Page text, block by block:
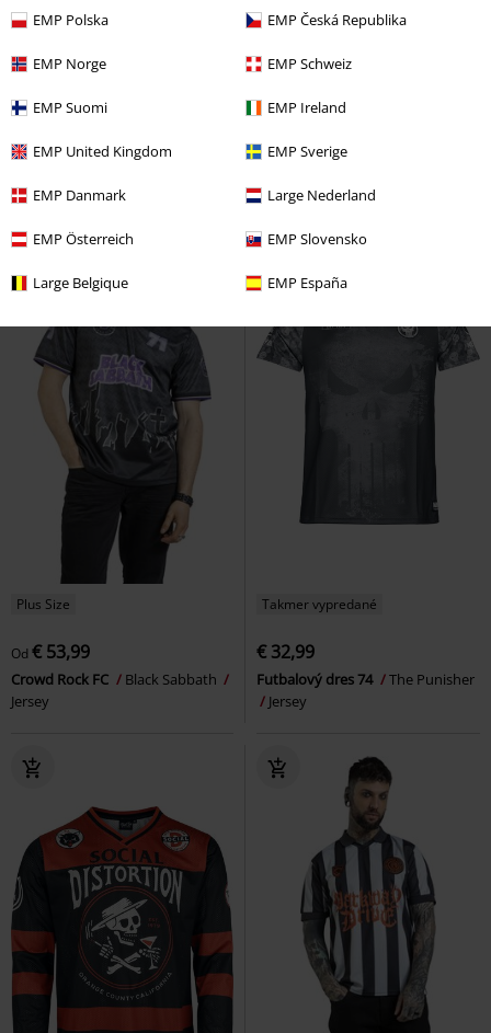
EMP Polska EMP Česká Republika
EMP Norge EMP Schweiz
EMP Suomi EMP Ireland
EMP United Kingdom EMP Sverige
EMP Danmark Large Nederland
EMP Österreich EMP Slovensko
Large Belgique EMP España
Exkluzívne Plus Size
Od € 53,99
Tričká s dlhými rukávmi
ZĽAVA 27%
Takmer vypredané
Od€ 23,99
Special Collection
Plus Size
Od € 53,99
Crowd Rock FC
Black Sabbath
Jersey
Takmer vypredané
€ 32,99
Futbalový dres 74
The Punisher
Jersey